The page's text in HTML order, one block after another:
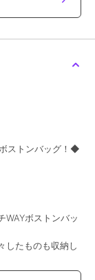
ストンバッグ！◆
WAYボストンバッ
したものも収納し
様もポイント♪